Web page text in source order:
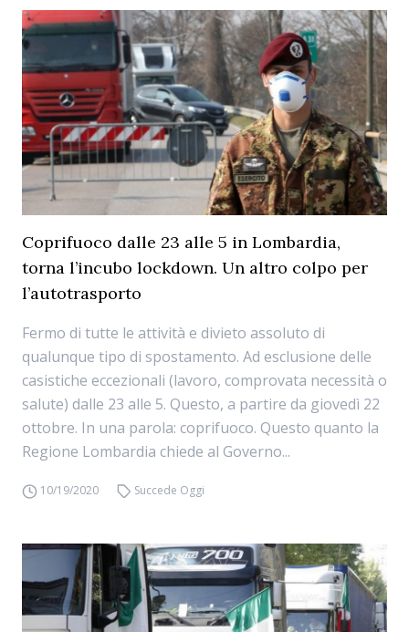
Coprifuoco dalle 23 alle 5 in Lombardia,
torna l’incubo lockdown. Un altro colpo per
l’autotrasporto
Fermo di tutte le attività e divieto assoluto di
qualunque tipo di spostamento. Ad esclusione delle
casistiche eccezionali (lavoro, comprovata necessità o
salute) dalle 23 alle 5. Questo, a partire da giovedì 22
ottobre. In una parola: coprifuoco. Questo quanto la
Regione Lombardia chiede al Governo...
10/19/2020 Succede Oggi